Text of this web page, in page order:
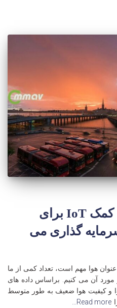
شهرهای هوشمند به کمک IoT برای
گذاری می
هوا مهم است، تعداد کمی از ما
آن می کنیم. براساس داده های
و کیفیت هوا ضعیف به طور متوسط
Read more…